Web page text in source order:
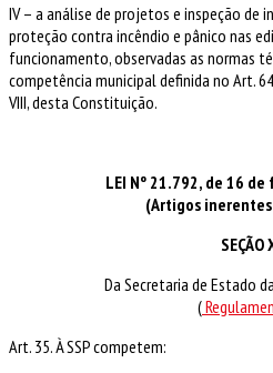
IV – a análise de projetos e inspeção de
proteção contra incêndio e pânico nas
funcionamento, observadas as normas
competência municipal definida no Art.
VIII, desta Constituição.
LEI Nº 21.792, de 16
(Artigos inerentes
SEÇÃO
Da Secretaria de Estado
(
Art. 35. À SSP competem: